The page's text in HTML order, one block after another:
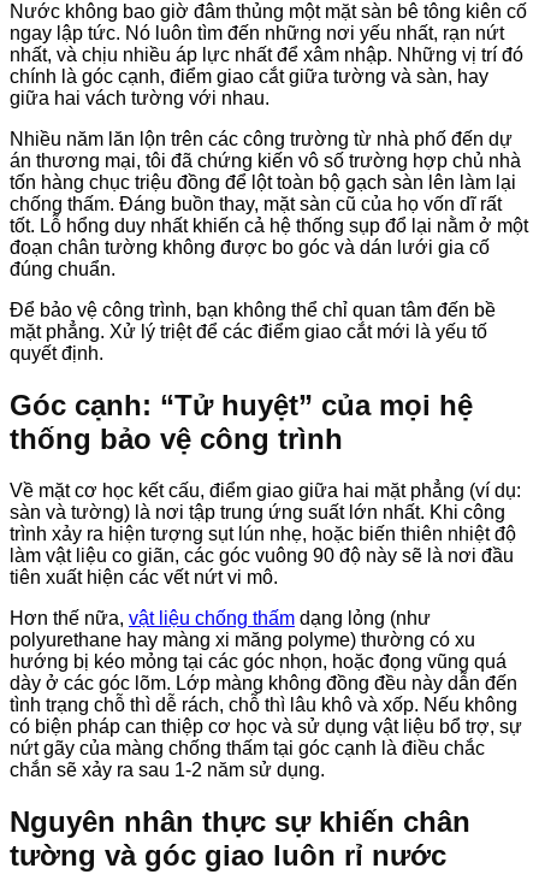
Nước không bao giờ đâm thủng một mặt sàn bê tông kiên cố
ngay lập tức. Nó luôn tìm đến những nơi yếu nhất, rạn nứt
nhất, và chịu nhiều áp lực nhất để xâm nhập. Những vị trí đó
chính là góc cạnh, điểm giao cắt giữa tường và sàn, hay
giữa hai vách tường với nhau.
Nhiều năm lăn lộn trên các công trường từ nhà phố đến dự
án thương mại, tôi đã chứng kiến vô số trường hợp chủ nhà
tốn hàng chục triệu đồng để lột toàn bộ gạch sàn lên làm lại
chống thấm. Đáng buồn thay, mặt sàn cũ của họ vốn dĩ rất
tốt. Lỗ hổng duy nhất khiến cả hệ thống sụp đổ lại nằm ở một
đoạn chân tường không được bo góc và dán lưới gia cố
đúng chuẩn.
Để bảo vệ công trình, bạn không thể chỉ quan tâm đến bề
mặt phẳng. Xử lý triệt để các điểm giao cắt mới là yếu tố
quyết định.
Góc cạnh: “Tử huyệt” của mọi hệ
thống bảo vệ công trình
Về mặt cơ học kết cấu, điểm giao giữa hai mặt phẳng (ví dụ:
sàn và tường) là nơi tập trung ứng suất lớn nhất. Khi công
trình xảy ra hiện tượng sụt lún nhẹ, hoặc biến thiên nhiệt độ
làm vật liệu co giãn, các góc vuông 90 độ này sẽ là nơi đầu
tiên xuất hiện các vết nứt vi mô.
Hơn thế nữa, vật liệu chống thấm dạng lỏng (như
polyurethane hay màng xi măng polyme) thường có xu
hướng bị kéo mỏng tại các góc nhọn, hoặc đọng vũng quá
dày ở các góc lõm. Lớp màng không đồng đều này dẫn đến
tình trạng chỗ thì dễ rách, chỗ thì lâu khô và xốp. Nếu không
có biện pháp can thiệp cơ học và sử dụng vật liệu bổ trợ, sự
nứt gãy của màng chống thấm tại góc cạnh là điều chắc
chắn sẽ xảy ra sau 1-2 năm sử dụng.
Nguyên nhân thực sự khiến chân
tường và góc giao luôn rỉ nước